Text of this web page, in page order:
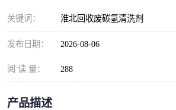
关键词： 淮北回收废碳氢清洗剂
发布日期： 2026-08-06
阅 读 量： 288
产品描述